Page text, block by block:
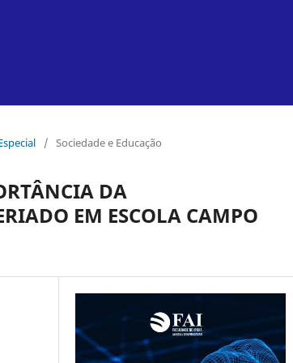
/ Sociedade e Educação
DA
EM ESCOLA CAMPO